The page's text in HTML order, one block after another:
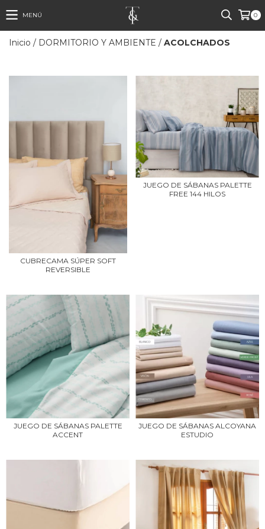
MENÚ 0
Inicio / DORMITORIO Y AMBIENTE / ACOLCHADOS
CUBRECAMA SÚPER SOFT
REVERSIBLE
JUEGO DE SÁBANAS PALETTE
FREE 144 HILOS
JUEGO DE SÁBANAS PALETTE
ACCENT
JUEGO DE SÁBANAS ALCOYANA
ESTUDIO